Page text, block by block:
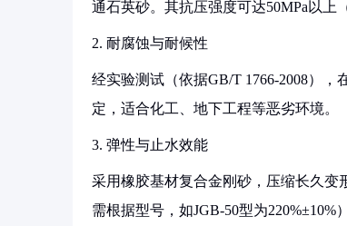
通石英砂。其抗压强度可达50MPa以上
2. 耐腐蚀与耐候性
经实验测试（依据GB/T 1766-2008）
定，适合化工、地下工程等恶劣环境。
3. 弹性与止水效能
采用橡胶基材复合金刚砂，压缩长久变
需根据型号，如JGB-50型为220%±10%）